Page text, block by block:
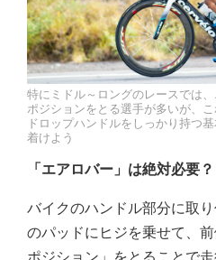
特にミドル～ロングのレースでは
ポジションをとる選手が多いが、
ドロップハンドルをしっかり持つ
着けよう
「エアロバー」は絶対必要？
バイクのハンドル部分に取
のパッドにヒジを乗せて、
ポジション」をとることで